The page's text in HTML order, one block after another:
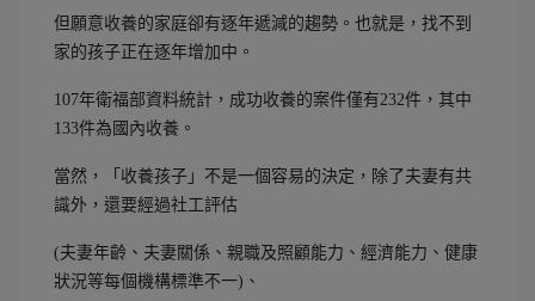
但願意收養的家庭卻有逐年遞減的趨勢。也就是，找不到
家的孩子正在逐年增加中。
107年衛福部資料統計，成功收養的案件僅有232件，其中
133件為國內收養。
當然，「收養孩子」不是一個容易的決定，除了夫妻有共
識外，還要經過社工評估
(夫妻年齡、夫妻關係、親職及照顧能力、經濟能力、健康
狀況等每個機構標準不一)、